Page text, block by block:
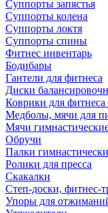
Суппорты запястья
Суппорты колена
Суппорты локтя
Суппорты спины
Фитнес инвентарь
Бодибары
Гантели для фитнеса
Диски
Коврики для фитнеса
Медболы, мячи для
Мячи
Обручи
Палки
Ролики для пресса
Скакалки
Степ-доски, фитнес-
Упоры для